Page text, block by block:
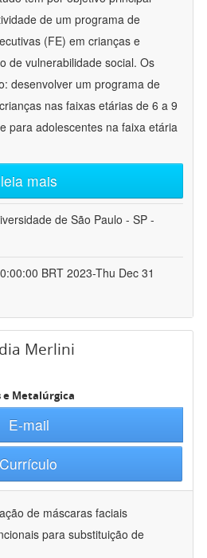
de um programa de
(FE) em crianças e
de vulnerabilidade social. Os
desenvolver um programa de
nas faixas etárias de 6 a 9
para adolescentes na faixa etária
leia mais
de São Paulo - SP -
BRT 2023-Thu Dec 31
Merlini
e Metalúrgica
E-mail
Currículo
de máscaras faciais
para substituição de